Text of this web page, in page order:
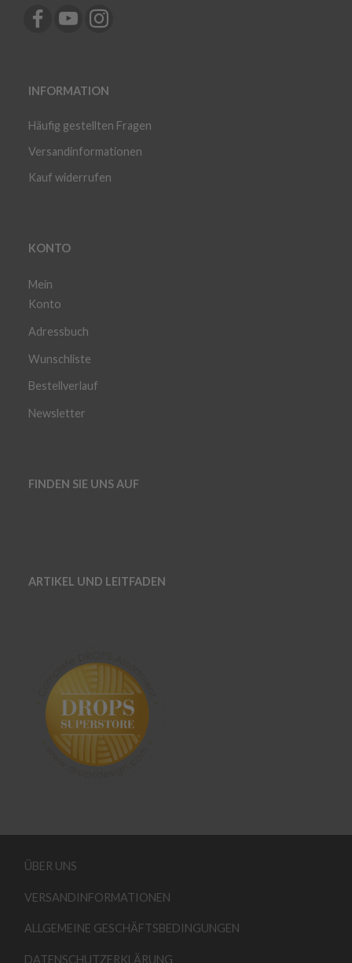
INFORMATION
Häufig gestellten Fragen
Versandinformationen
Kauf widerrufen
KONTO
Mein
Konto
Adressbuch
Wunschliste
Bestellverlauf
Newsletter
FINDEN SIE UNS AUF
ARTIKEL UND LEITFADEN
ÜBER UNS
VERSANDINFORMATIONEN
ALLGEMEINE GESCHÄFTSBEDINGUNGEN
DATENSCHUTZERKLÄRUNG